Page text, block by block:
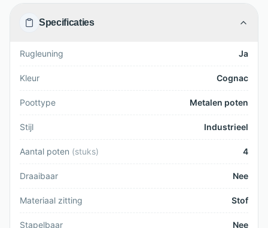
Specificaties
Rugleuning Ja
Kleur Cognac
Poottype Metalen poten
Stijl Industrieel
Aantal poten (stuks) 4
Draaibaar Nee
Materiaal zitting Stof
Stapelbaar Nee